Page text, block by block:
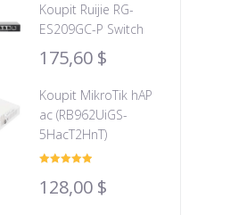
Koupit Ruijie RG-
ES209GC-P Switch
175,60 $
Koupit MikroTik hAP
ac (RB962UiGS-
5HacT2HnT)
128,00 $
5.00z 5